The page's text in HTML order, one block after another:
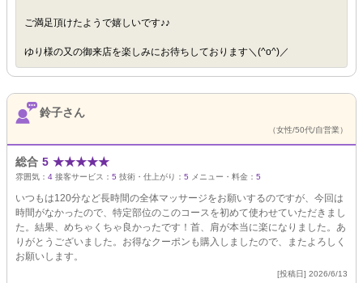
ご満足頂けたようで嬉しいです♪♪
ゆり様の又の御来店を楽しみにお待ちしております＼(^o^)／
鈴子さん
（女性/50代/自営業）
総合 5 ★★★★★
雰囲気： 4 接客サービス： 5 技術・仕上がり： 5 メニュー・料金： 5
いつもは120分など長時間の全体マッサージをお願いするのですが、今回は
時間がなかったので、特定部位のこのコースを初めて使わせていただきまし
た。結果、めちゃくちゃ良かったです！首、肩が本当に楽になりました。あ
りがとうございました。お得なクーポンも購入しましたので、またよろしく
お願いします。
[投稿日] 2026/6/13